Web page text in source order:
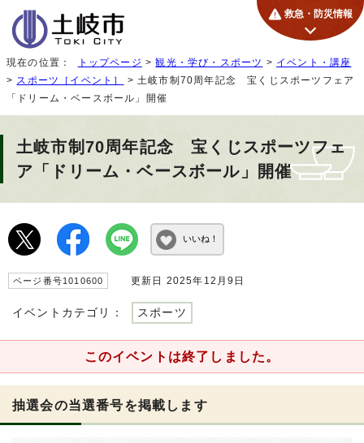
救急・防災情報
現在の位置： トップページ >観光・学び・スポーツ > イベント・講座
> スポーツ［イベント］
> 土岐市制70周年記念 宝くじスポーツフェア
「ドリーム・ベースボール」開催
土岐市制70周年記念 宝くじスポーツフェ
ア「ドリーム・ベースボール」開催
いいね！
ページ番号1010600 更新日 2025年12月9日
イベントカテゴリ： スポーツ
このイベントは終了しました。
抽選会の当選番号を掲載します